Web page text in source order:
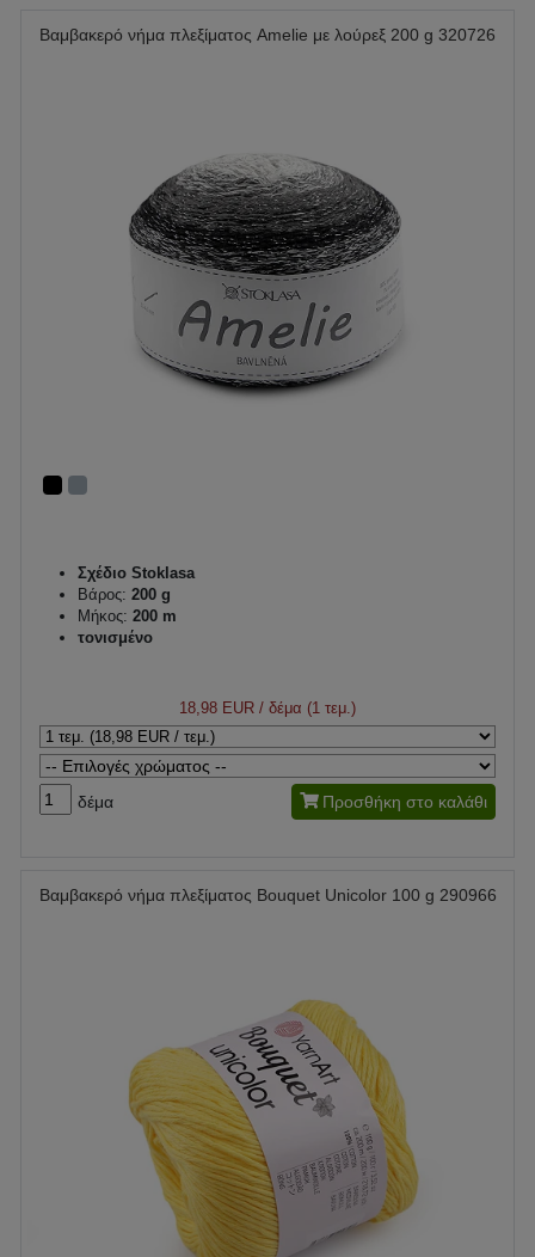
Βαμβακερό νήμα πλεξίματος Amelie με λούρεξ 200 g 320726
Σχέδιο Stoklasa
Βάρος: 200 g
Μήκος: 200 m
τονισμένο
18,98 EUR / δέμα (1 τεμ.)
δέμα Προσθήκη στο καλάθι
Βαμβακερό νήμα πλεξίματος Bouquet Unicolor 100 g 290966